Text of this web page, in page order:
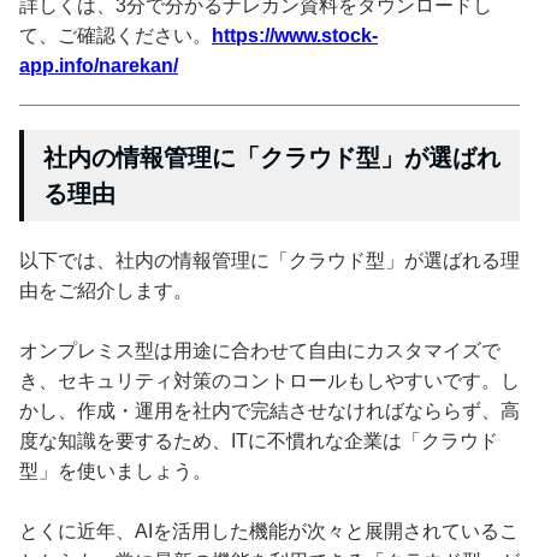
詳しくは、3分で分かるナレカン資料をダウンロードし
て、ご確認ください。
https://www.stock-
app.info/narekan/
社内の情報管理に「クラウド型」が選ばれ
る理由
以下では、社内の情報管理に「クラウド型」が選ばれる理
由をご紹介します。
オンプレミス型は用途に合わせて自由にカスタマイズで
き、セキュリティ対策のコントロールもしやすいです。し
かし、作成・運用を社内で完結させなければなららず、高
度な知識を要するため、ITに不慣れな企業は「クラウド
型」を使いましょう。
とくに近年、AIを活用した機能が次々と展開されているこ